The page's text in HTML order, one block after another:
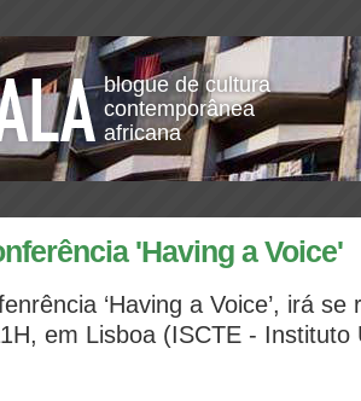
blogue de cultura
contemporânea
africana
'Having a Voice'
‘Having a Voice’, irá se
em Lisboa (ISCTE - Instituto